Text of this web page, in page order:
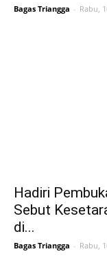
Bagas Triangga - Rabu,
Hadiri
Sebut
di...
Bagas Triangga - Rabu,